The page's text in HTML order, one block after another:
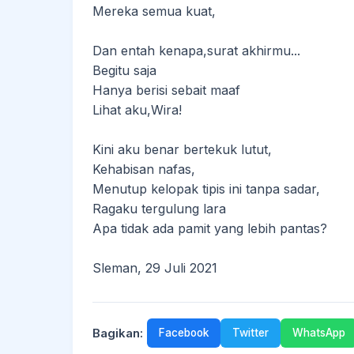
Mereka semua kuat,
Dan entah kenapa,surat akhirmu...
Begitu saja
Hanya berisi sebait maaf
Lihat aku,Wira!
Kini aku benar bertekuk lutut,
Kehabisan nafas,
Menutup kelopak tipis ini tanpa sadar,
Ragaku tergulung lara
Apa tidak ada pamit yang lebih pantas?
Sleman, 29 Juli 2021
Bagikan: Facebook Twitter WhatsApp